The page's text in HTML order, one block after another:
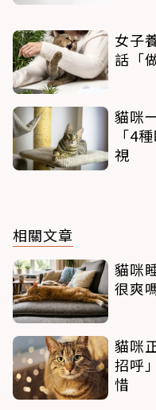
女子
話「
貓咪
「4
視
相關文章
貓咪
很爽
貓咪
招呼
惜